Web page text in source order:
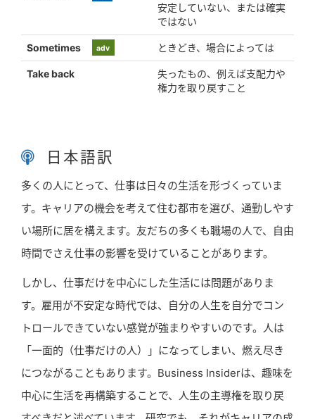
安定していない、または確実
ではない
Sometimes adv ときどき、場合によっては
Take back
失ったもの、例えば支配力や
権力を取り戻すこと
日本語訳
多くの人にとって、仕事は日々の生活を形づくっていま
す。キャリアの機会を考えて住む都市を選び、通勤しやす
い場所に居を構えます。友だちの多くも職場の人で、自由
時間でさえ仕事の影響を受けていることがあります。
しかし、仕事だけを中心にした生活には問題がありま
す。雇用が不安定な時代では、自分の人生を自分でコン
トロールできていない感覚が強まりやすいのです。人は
「一面的（仕事だけの人）」になってしまい、燃え尽き
につながることもあります。Business Insiderは、趣味を
中心に生活を再構築することで、人生の主導権を取り戻